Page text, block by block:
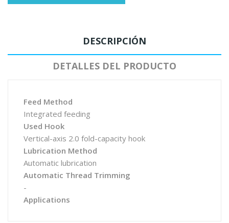
DESCRIPCIÓN
DETALLES DEL PRODUCTO
Feed Method
Integrated feeding
Used Hook
Vertical-axis 2.0 fold-capacity hook
Lubrication Method
Automatic lubrication
Automatic Thread Trimming
-
Applications